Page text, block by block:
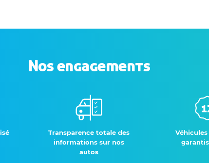
Nos engagements
Transparence totale des
informations sur nos
autos